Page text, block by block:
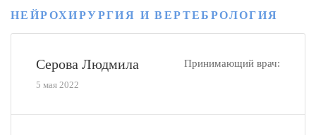
НЕЙРОХИРУРГИЯ И ВЕРТЕБРОЛОГИЯ
Серова Людмила
5 мая 2022
Принимающий врач: